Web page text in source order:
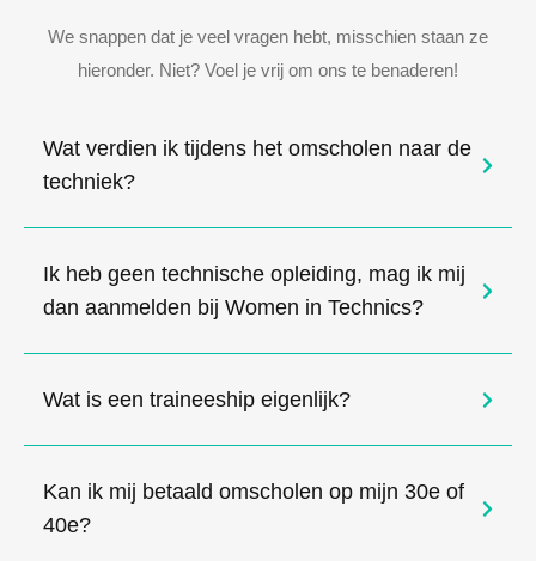
We snappen dat je veel vragen hebt, misschien staan ze
hieronder. Niet? Voel je vrij om ons te benaderen!
Wat verdien ik tijdens het omscholen naar de
techniek?
Ik heb geen technische opleiding, mag ik mij
dan aanmelden bij Women in Technics?
Wat is een traineeship eigenlijk?
Kan ik mij betaald omscholen op mijn 30e of
40e?